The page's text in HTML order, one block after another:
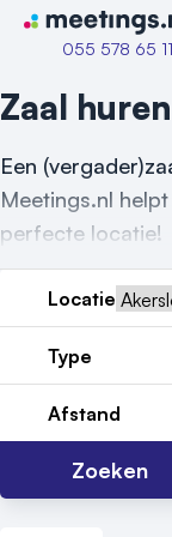
Naar home van
055 578 65 11
Meld
Zaal
Een
Meetings.nl
perfecte locatie!
Locatie
Type
Afstand
Zoeken